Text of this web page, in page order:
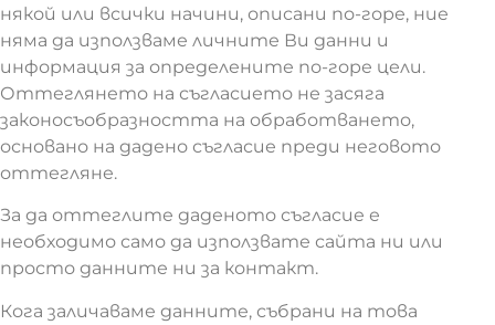
някой или всички начини, описани по-горе, ние
няма да използваме личните Ви данни и
информация за определените по-горе цели.
Оттеглянето на съгласието не засяга
законосъобразността на обработването,
основано на дадено съгласие преди неговото
оттегляне.
За да оттеглите даденото съгласие е
необходимо само да използвате сайта ни или
просто данните ни за контакт.
Кога заличаваме данните, събрани на това